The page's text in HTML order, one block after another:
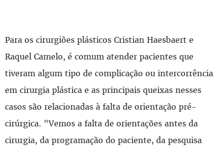
Para os cirurgiões plásticos Cristian Haesbaert e
Raquel Camelo, é comum atender pacientes que
tiveram algum tipo de complicação ou intercorrência
em cirurgia plástica e as principais queixas nesses
casos são relacionadas à falta de orientação pré-
cirúrgica. "Vemos a falta de orientações antes da
cirurgia, da programação do paciente, da pesquisa